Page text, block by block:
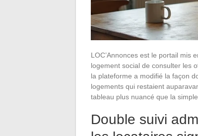
LOC’Annonces est le portail mis
logement social de consulter les
la plateforme a modifié la façon
logements qui restaient
tableau plus nuancé que la
Double suivi